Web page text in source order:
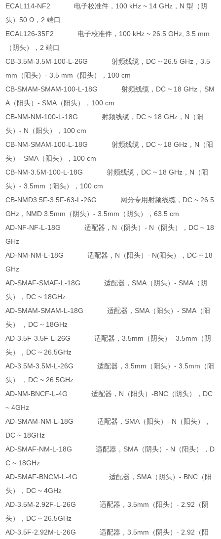
ECAL114-NF2 电子校准件，100 kHz ~ 14 GHz，N 型（阴
头）50 Ω，2 端口
ECAL126-35F2 电子校准件，100 kHz ~ 26.5 GHz, 3.5 mm
（阴头），2 端口
CB-3.5M-3.5M-100-L-26G 射频线缆，DC ~ 26.5 GHz，3.5
mm（阳头）- 3.5 mm（阳头），100 cm
CB-SMAM-SMAM-100-L-18G 射频线缆，DC ~ 18 GHz，SM
A（阳头）- SMA（阳头），100 cm
CB-NM-NM-100-L-18G 射频线缆，DC ~ 18 GHz，N（阳
头）- N（阳头），100 cm
CB-NM-SMAM-100-L-18G 射频线缆，DC ~ 18 GHz，N（阳
头）- SMA（阳头），100 cm
CB-NM-3.5M-100-L-18G 射频线缆，DC ~ 18 GHz，N（阳
头）- 3.5mm（阳头），100 cm
CB-NMD3.5F-3.5F-63-L-26G 网分专用射频线缆，DC ~ 26.5
GHz，NMD 3.5mm（阴头）- 3.5mm（阴头），63.5 cm
AD-NF-NF-L-18G 适配器，N（阴头）- N（阴头），DC ~ 18
GHz
AD-NM-NM-L-18G 适配器，N（阳头）- N(阳头），DC ~ 18
GHz
AD-SMAF-SMAF-L-18G 适配器，SMA（阴头）- SMA（阴
头），DC ~ 18GHz
AD-SMAM-SMAM-L-18G 适配器，SMA（阳头）- SMA（阳
头） ，DC ~ 18GHz
AD-3.5F-3.5F-L-26G 适配器，3.5mm（阴头）- 3.5mm（阴
头），DC ~ 26.5GHz
AD-3.5M-3.5M-L-26G 适配器，3.5mm（阳头）- 3.5mm（阳
头） ，DC ~ 26.5GHz
AD-NM-BNCF-L-4G 适配器，N（阳头）-BNC（阴头），DC
~ 4GHz
AD-SMAM-NM-L-18G 适配器，SMA（阳头）- N（阳头），
DC ~ 18GHz
AD-SMAF-NM-L-18G 适配器，SMA（阴头）- N（阳头），D
C ~ 18GHz
AD-SMAF-BNCM-L-4G 适配器，SMA（阴头）- BNC（阳
头），DC ~ 4GHz
AD-3.5M-2.92F-L-26G 适配器，3.5mm（阳头）- 2.92（阴
头），DC ~ 26.5GHz
AD-3.5F-2.92M-L-26G 适配器，3.5mm（阴头）- 2.92（阳